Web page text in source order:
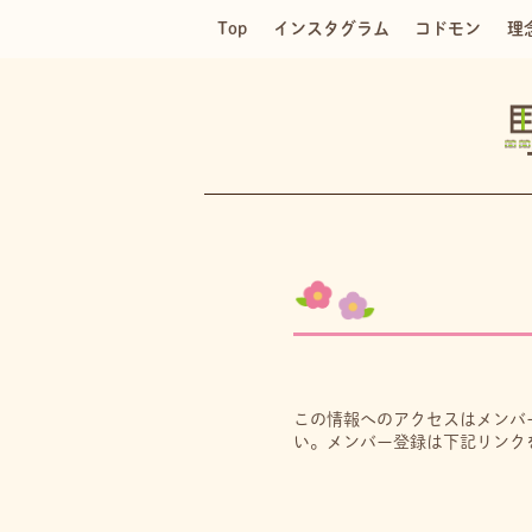
Top インスタグラム コドモン 理
この情報へのアクセスはメン
い。メンバー登録は下記リンク